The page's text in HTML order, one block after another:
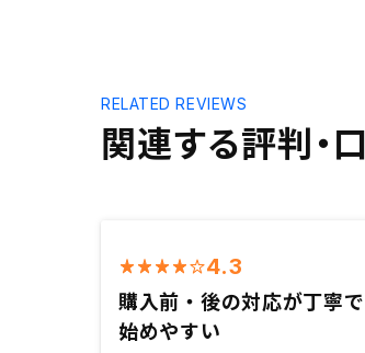
関連する評判・
RELATED REVIEWS
4.3
購入前・後の対応が丁寧で
始めやすい